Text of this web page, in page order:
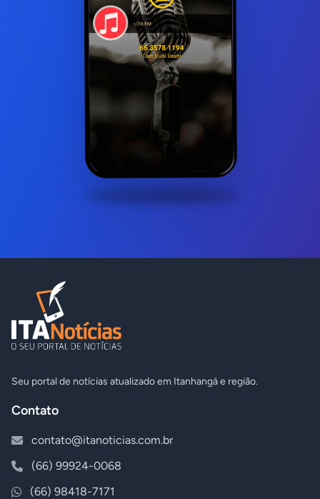
Seu portal de notícias atualizado em Itanhangá e região.
Contato
contato@itanoticias.com.br
(66) 99924-0068
(66) 98418-7171